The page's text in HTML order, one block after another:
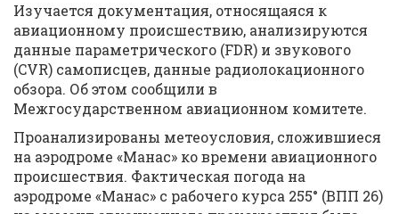
Изучается документация, относящаяся к
авиационному происшествию, анализируются
данные параметрического (FDR) и звукового
(CVR) самописцев, данные радиолокационного
обзора. Об этом сообщили в
Межгосударственном авиационном комитете.
Проанализированы метеоусловия, сложившиеся
на аэродроме «Манас» ко времени авиационного
происшествия. Фактическая погода на
аэродроме «Манас» c рабочего курса 255° (ВПП 26)